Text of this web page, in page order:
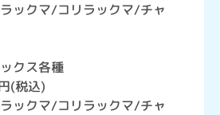
ックマ/コリラックマ/チャ
クス各種
(税込)
ックマ/コリラックマ/チャ